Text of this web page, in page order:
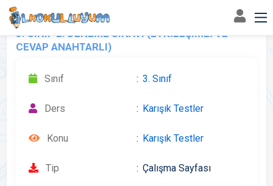
3. SINIF 2. DENEME SINAVI (ETKİLEŞİMLİ VE
CEVAP ANAHTARLI)
Sınıf 3. Sınıf
Ders Karışık Testler
Konu Karışık Testler
Tip Çalışma Sayfası